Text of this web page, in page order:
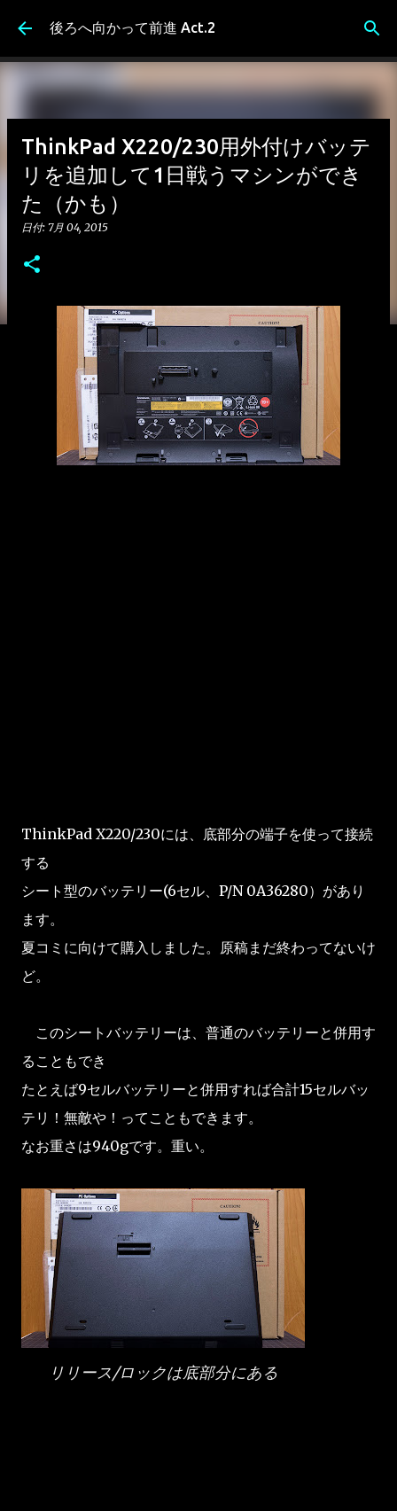
スキップしてメイン コンテンツに移動
後ろへ向かって前進 Act.2
ThinkPad X220/230用外付けバッテ
リを追加して1日戦うマシンができ
た（かも）
日付: 7月 04, 2015
ThinkPad X220/230には、底部分の端子を使って接続
する
シート型のバッテリー(6セル、P/N 0A36280）があり
ます。
夏コミに向けて購入しました。原稿まだ終わってないけ
ど。
このシートバッテリーは、普通のバッテリーと併用す
ることもでき
たとえば9セルバッテリーと併用すれば合計15セルバッ
テリ！無敵や！ってこともできます。
なお重さは940gです。重い。
リリース/ロックは底部分にある